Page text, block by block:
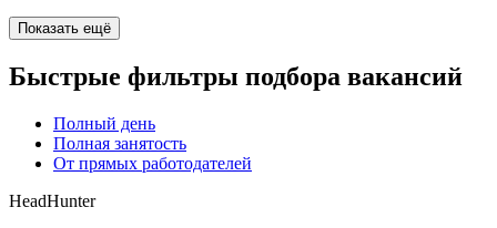
Показать ещё
Быстрые фильтры подбора вакансий
Полный день
Полная занятость
От прямых работодателей
HeadHunter